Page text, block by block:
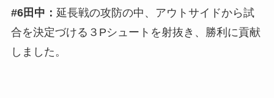
#6田中： 延長戦の攻防の中、アウトサイドから試
合を決定づける３Pシュートを射抜き、勝利に貢献
しました。